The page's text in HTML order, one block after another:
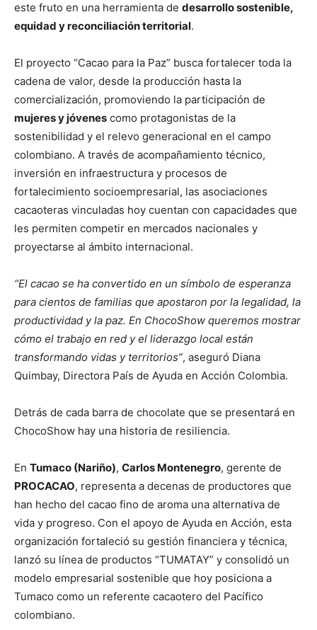
este fruto en una herramienta de desarrollo sostenible,
equidad y reconciliación territorial.
El proyecto “Cacao para la Paz” busca fortalecer toda la
cadena de valor, desde la producción hasta la
comercialización, promoviendo la participación de
mujeres y jóvenes como protagonistas de la
sostenibilidad y el relevo generacional en el campo
colombiano. A través de acompañamiento técnico,
inversión en infraestructura y procesos de
fortalecimiento socioempresarial, las asociaciones
cacaoteras vinculadas hoy cuentan con capacidades que
les permiten competir en mercados nacionales y
proyectarse al ámbito internacional.
“El cacao se ha convertido en un símbolo de esperanza
para cientos de familias que apostaron por la legalidad, la
productividad y la paz. En ChocoShow queremos mostrar
cómo el trabajo en red y el liderazgo local están
transformando vidas y territorios”, aseguró Diana
Quimbay, Directora País de Ayuda en Acción Colombia.
Detrás de cada barra de chocolate que se presentará en
ChocoShow hay una historia de resiliencia.
En Tumaco (Nariño), Carlos Montenegro, gerente de
PROCACAO, representa a decenas de productores que
han hecho del cacao fino de aroma una alternativa de
vida y progreso. Con el apoyo de Ayuda en Acción, esta
organización fortaleció su gestión financiera y técnica,
lanzó su línea de productos “TUMATAY” y consolidó un
modelo empresarial sostenible que hoy posiciona a
Tumaco como un referente cacaotero del Pacífico
colombiano.